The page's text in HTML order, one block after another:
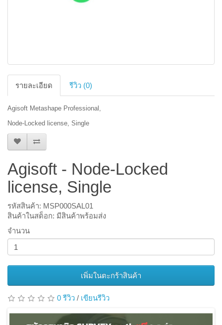
รายละเอียด รีวิว (0)
Agisoft Metashape Professional,
Node-Locked license, Single
Agisoft - Node-Locked
license, Single
รหัสสินค้า: MSP000SAL01
สินค้าในสต็อก: มีสินค้าพร้อมส่ง
จำนวน
เพิ่มในตะกร้าสินค้า
0 รีวิว / เขียนรีวิว